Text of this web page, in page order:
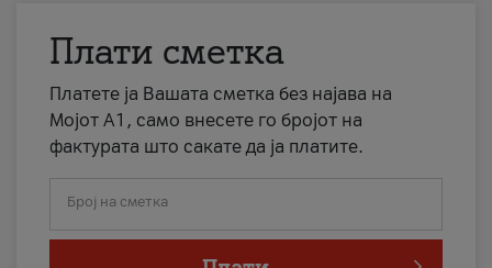
Плати сметка
Платете ја Вашата сметка без најава на
Мојот А1, само внесете го бројот на
фактурата што сакате да ја платите.
Број на сметка